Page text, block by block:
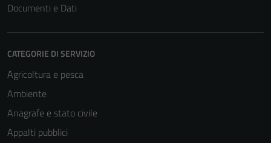
Documenti e Dati
CATEGORIE DI SERVIZIO
Agricoltura e pesca
Ambiente
Anagrafe e stato civile
Appalti pubblici